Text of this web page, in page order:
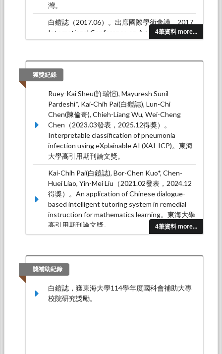
4筆資料 more...
灣。
白鎧誌（2017.06）。出席國際學術會議，2017
International Conference on Artificial
Intelligence in Education (AIED 2017)。
獲獎紀錄
4筆資料 more...
Ruey-Kai Sheu(許瑞愷), Mayuresh Sunil
Pardeshi*, Kai-Chih Pai(白鎧誌), Lun-Chi
Chen(陳倫奇), Chieh-Liang Wu, Wei-Cheng
Chen（2023.03發表，2025.12得獎）。
Interpretable classification of pneumonia
infection using eXplainable AI (XAI-ICP)。東海
大學高引用期刊論文獎。
Kai-Chih Pai(白鎧誌), Bor-Chen Kuo*, Chen-
Huei Liao, Yin-Mei Liu（2021.02發表，2024.12
得獎）。An application of Chinese dialogue-
based intelligent tutoring system in remedial
instruction for mathematics learning。東海大學
高引用期刊論文獎。
數學幾何閱讀活動設計探究。2022 數位學習國
際研討會暨開放教育論壇大會最佳論文。
白鎧誌、邱祐蓁、郭伯臣（2018.03發表，
2018.03得獎）。以對話式智慧教學系統進行國
獎補助紀錄
白鎧誌，獲東海大學114學年度國科會補助大專
校院研究獎勵。